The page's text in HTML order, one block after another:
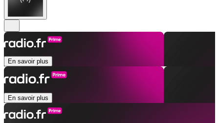
En savoir plus
En savoir plus